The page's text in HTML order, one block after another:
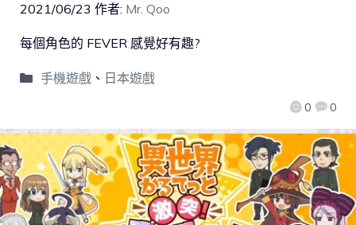
2021/06/23 作者: Mr. Qoo
0 0
每個角色的 FEVER 感覺好有趣?
手機遊戲、 日本遊戲